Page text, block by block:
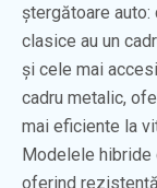
ștergătoare
clasice au un
și cele mai
cadru metalic,
mai eficiente la
Modelele hibride
oferind